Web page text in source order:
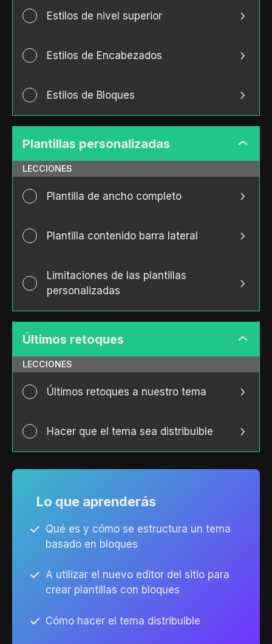
Estilos de nivel superior
Estilos de Encabezados
Estilos de Bloques
Plantillas personalizadas
LECCIONES
Plantilla de ancho completo
Plantilla contenido barra lateral
Limitaciones de las plantillas
personalizadas
Últimos retoques
Últimos
LECCIONES
Últimos retoques a nuestro tema
Hacer que el tema sea distribuible
Lo que aprenderás
Qué es y cómo se estructura un tema
basado en bloques
A utilizar el nuevo editor del sitio para
crear plantillas con bloques
Cómo hacer el tema distribuible